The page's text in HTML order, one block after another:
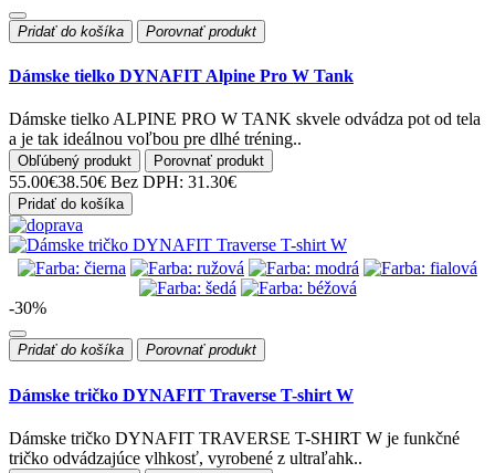
Pridať do košíka Porovnať produkt
Dámske tielko DYNAFIT Alpine Pro W Tank
Dámske tielko ALPINE PRO W TANK skvele odvádza pot od tela
a je tak ideálnou voľbou pre dlhé tréning..
Obľúbený produkt Porovnať produkt
55.00€38.50€ Bez DPH: 31.30€
Pridať do košíka
-30%
Pridať do košíka Porovnať produkt
Dámske tričko DYNAFIT Traverse T-shirt W
Dámske tričko DYNAFIT TRAVERSE T-SHIRT W je funkčné
tričko odvádzajúce vlhkosť, vyrobené z ultraľahk..